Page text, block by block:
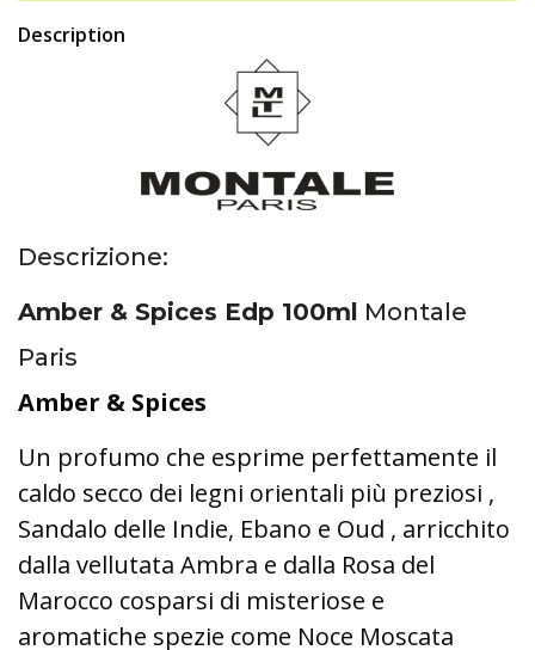
Description
Descrizione:
Amber & Spices Edp 100ml Montale
Paris
Amber & Spices
Un profumo che esprime perfettamente il
caldo secco dei legni orientali più preziosi ,
Sandalo delle Indie, Ebano e Oud , arricchito
dalla vellutata Ambra e dalla Rosa del
Marocco cosparsi di misteriose e
aromatiche spezie come Noce Moscata